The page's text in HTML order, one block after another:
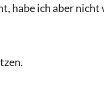
habe ich aber